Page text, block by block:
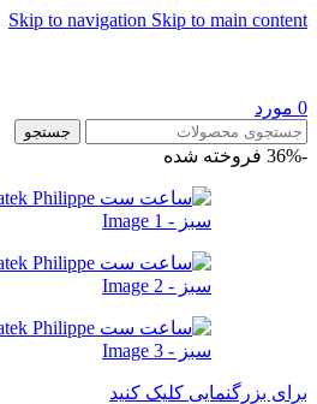
Skip to navigation Skip to main content
0 مورد
جستجو
-36% فروخته شده
برای بزرگنمایی کلیک کنید